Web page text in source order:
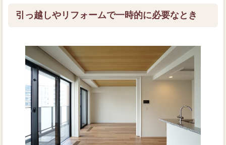
引っ越しやリフォームで一時的に必要なとき